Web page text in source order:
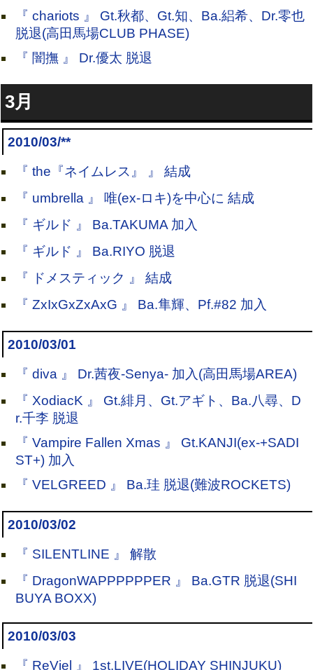
『 chariots 』 Gt.秋都、Gt.知、Ba.絽希、Dr.零也
脱退(高田馬場CLUB PHASE)
『 闇撫 』 Dr.優太 脱退
3月
2010/03/**
『 the『ネイムレス』 』 結成
『 umbrella 』 唯(ex-ロキ)を中心に 結成
『 ギルド 』 Ba.TAKUMA 加入
『 ギルド 』 Ba.RIYO 脱退
『 ドメスティック 』 結成
『 ZxIxGxZxAxG 』 Ba.隼輝、Pf.#82 加入
2010/03/01
『 diva 』 Dr.茜夜-Senya- 加入(高田馬場AREA)
『 XodiacK 』 Gt.緋月、Gt.アギト、Ba.八尋、D
r.千李 脱退
『 Vampire Fallen Xmas 』 Gt.KANJI(ex-+SADI
ST+) 加入
『 VELGREED 』 Ba.珪 脱退(難波ROCKETS)
2010/03/02
『 SILENTLINE 』 解散
『 DragonWAPPPPPPER 』 Ba.GTR 脱退(SHI
BUYA BOXX)
2010/03/03
『 ReViel 』 1st.LIVE(HOLIDAY SHINJUKU)